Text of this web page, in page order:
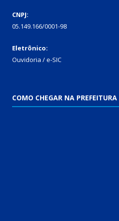
CNPJ:
05.149.166/0001-98
Eletrônico:
Ouvidoria / e-SIC
COMO CHEGAR NA PREFEITURA